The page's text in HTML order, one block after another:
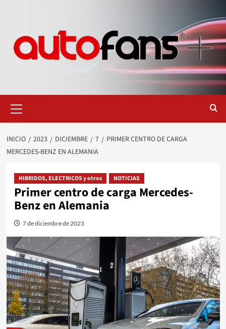
primario
INICIO 2023 DICIEMBRE 7
PRIMER CENTRO DE CARGA
MERCEDES-BENZ EN ALEMANIA
HIBRIDOS, ELECTRICOS y otros NOTICIAS
Primer centro de carga Mercedes-
Benz en Alemania
7 de diciembre de 2023